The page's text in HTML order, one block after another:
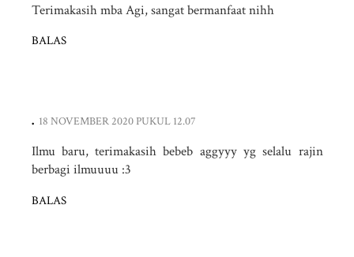
Terimakasih mba Agi, sangat bermanfaat nihh
BALAS
. 18 NOVEMBER 2020 PUKUL 12.07
Ilmu baru, terimakasih bebeb aggyyy yg selalu rajin
berbagi ilmuuuu :3
BALAS